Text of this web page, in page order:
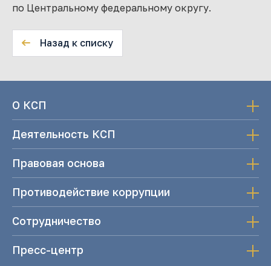
по Центральному федеральному округу.
Назад к списку
О КСП
Деятельность КСП
Правовая основа
Противодействие коррупции
Сотрудничество
Пресс-центр